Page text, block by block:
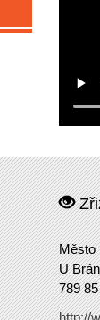
Město
U
789
http://